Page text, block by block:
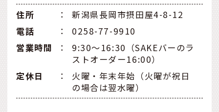
住所
：
新潟県長岡市摂田屋4-8-12
電話
：
0258-77-9910
営業時間
：
9:30～16:30（SAKEバーのラ
ストオーダー16:00）
定休日
：
火曜・年末年始（火曜が祝日
の場合は翌水曜）